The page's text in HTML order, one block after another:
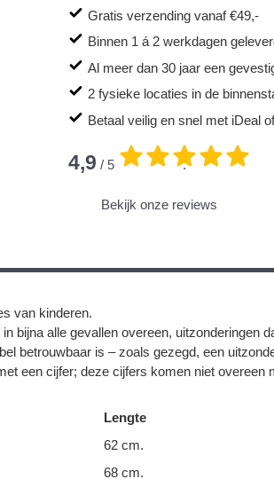
Gratis verzending vanaf €49,-
Binnen 1 á 2 werkdagen
Al meer dan 30 jaar een
2 fysieke locaties in de
Betaal veilig en snel met iDeal
4,9 / 5 .
Bekijk onze reviews
van kinderen.
bijna alle gevallen overeen, uitzonderingen
betrouwbaar is – zoals gezegd, een
een cijfer; deze cijfers komen niet overeen
Lengte
62 cm.
68 cm.